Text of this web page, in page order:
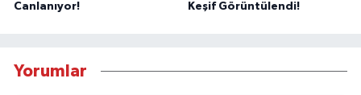
Canlanıyor!
Keşif Görüntülendi!
Yorumlar